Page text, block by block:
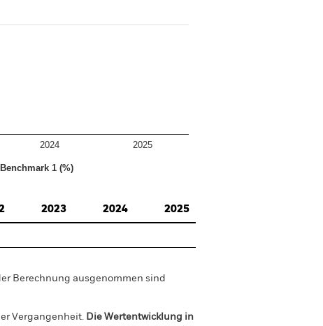
1 (%)
2024 2025
2023 2024 2025
Berechnung ausgenommen sind
Vergangenheit. Die Wertentwicklung in